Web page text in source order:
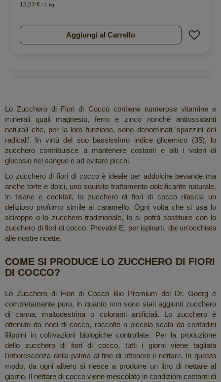
13,57 € / 1 kg
Aggiungi al Carrello
Lo Zucchero di Fiori di Cocco contiene numerose vitamine e
minerali quali magnesio, ferro e zinco nonché antiossidanti
naturali che, per la loro funzione, sono denominati 'spazzini dei
radicali'. In virtù del suo bassissimo indice glicemico (35), lo
zucchero contribuisce a mantenere costanti e alti i valori di
glucosio nel sangue e ad evitare picchi.
Lo zucchero di fiori di cocco è ideale per addolcire bevande ma
anche torte e dolci, uno squisito trattamento dolcificante naturale.
In tisane e cocktail, lo zucchero di fiori di cocco rilascia un
delizioso profumo simile al caramello. Ogni volta che si usa lo
sciroppo o lo zucchero tradizionale, lo si potrà sostituire con lo
zucchero di fiori di cocco. Provalo! E, per ispirarti, dai un'occhiata
alle nostre ricette.
COME SI PRODUCE LO ZUCCHERO DI FIORI
DI COCCO?
Lo Zucchero di Fiori di Cocco Bio Premium del Dr. Goerg è
completamente puro, in quanto non sono stati aggiunti zucchero
di canna, maltodestrina o coloranti artificiali. Lo zucchero è
ottenuto da noci di cocco, raccolte a piccola scala da contadini
filippini in coltivazioni biologiche controllate. Per la produzione
dello zucchero di fiori di cocco, tutti i giorni viene tagliata
l'infiorescenza della palma al fine di ottenere il nettare. In questo
modo, da ogni albero si riesce a produrre un litro di nettare al
giorno. Il nettare di cocco viene mescolato in condizioni costanti di